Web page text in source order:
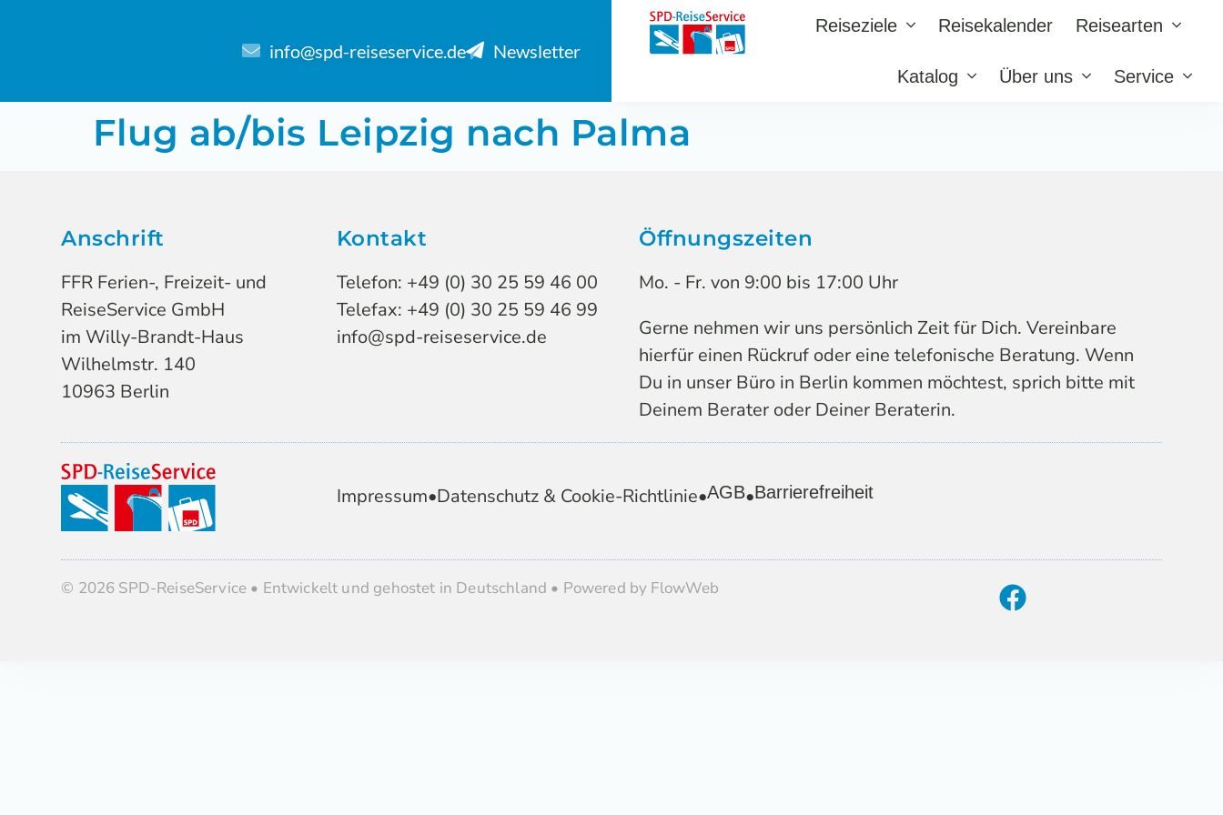
info@spd-reiseservice.de Newsletter
Reiseziele Reisekalender Reisearten
Katalog Über uns Service
Flug ab/bis Leipzig nach Palma
Anschrift
FFR Ferien-, Freizeit- und
ReiseService GmbH
im Willy-Brandt-Haus
Wilhelmstr. 140
10963 Berlin
Kontakt
Telefon: +49 (0) 30 25 59 46 00
Telefax: +49 (0) 30 25 59 46 99
info@spd-reiseservice.de
Öffnungszeiten
Mo. - Fr. von 9:00 bis 17:00 Uhr
Gerne nehmen wir uns persönlich Zeit für Dich. Vereinbare
hierfür einen Rückruf oder eine telefonische Beratung. Wenn
Du in unser Büro in Berlin kommen möchtest, sprich bitte mit
Deinem Berater oder Deiner Beraterin.
Impressum•Datenschutz & Cookie-Richtlinie•AGB•Barrierefreiheit
© 2026 SPD-ReiseService • Entwickelt und gehostet in Deutschland • Powered by FlowWeb